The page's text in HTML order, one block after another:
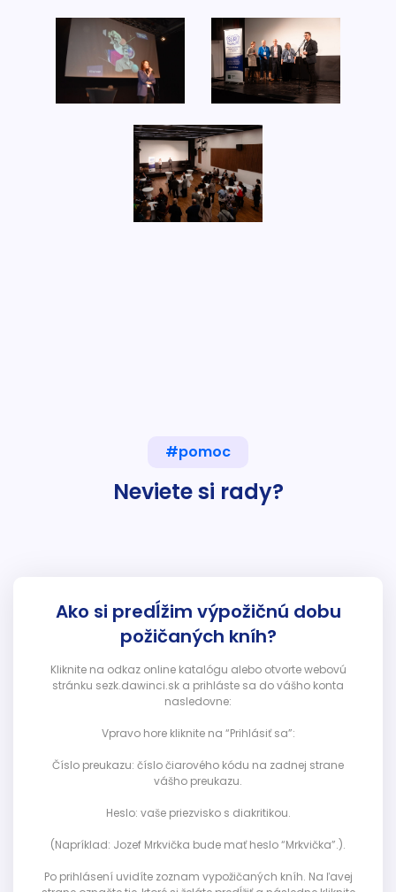
#pomoc
Neviete si rady?
Ako si predĺžim výpožičnú dobu
požičaných kníh?
Kliknite na odkaz online katalógu alebo otvorte webovú
stránku sezk.dawinci.sk a prihláste sa do vášho konta
nasledovne:
Vpravo hore kliknite na “Prihlásiť sa”:
Číslo preukazu: číslo čiarového kódu na zadnej strane
vášho preukazu.
Heslo: vaše priezvisko s diakritikou.
(Napríklad: Jozef Mrkvička bude mať heslo “Mrkvička”.).
Po prihlásení uvidíte zoznam vypožičaných kníh. Na ľavej